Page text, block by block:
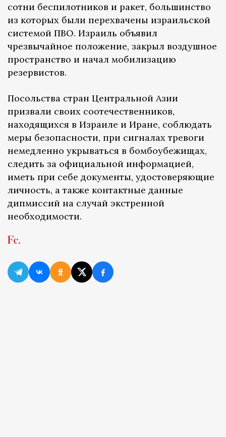
сотни беспилотников и ракет, большинство
из которых были перехвачены израильской
системой ПВО. Израиль объявил
чрезвычайное положение, закрыл воздушное
пространство и начал мобилизацию
резервистов.
Посольства стран Центральной Азии
призвали своих соотечественников,
находящихся в Израиле и Иране, соблюдать
меры безопасности, при сигналах тревоги
немедленно укрываться в бомбоубежищах,
следить за официальной информацией,
иметь при себе документы, удостоверяющие
личность, а также контактные данные
дипмиссий на случай экстренной
необходимости.